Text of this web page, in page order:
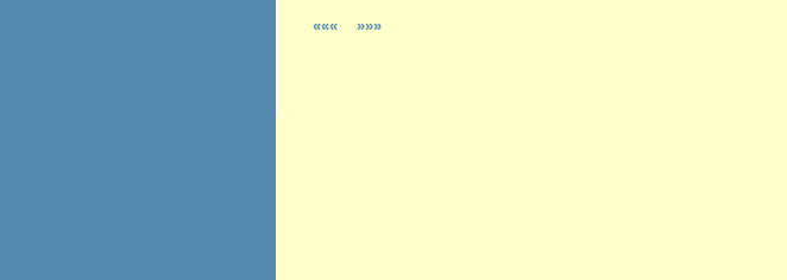
««« »»»